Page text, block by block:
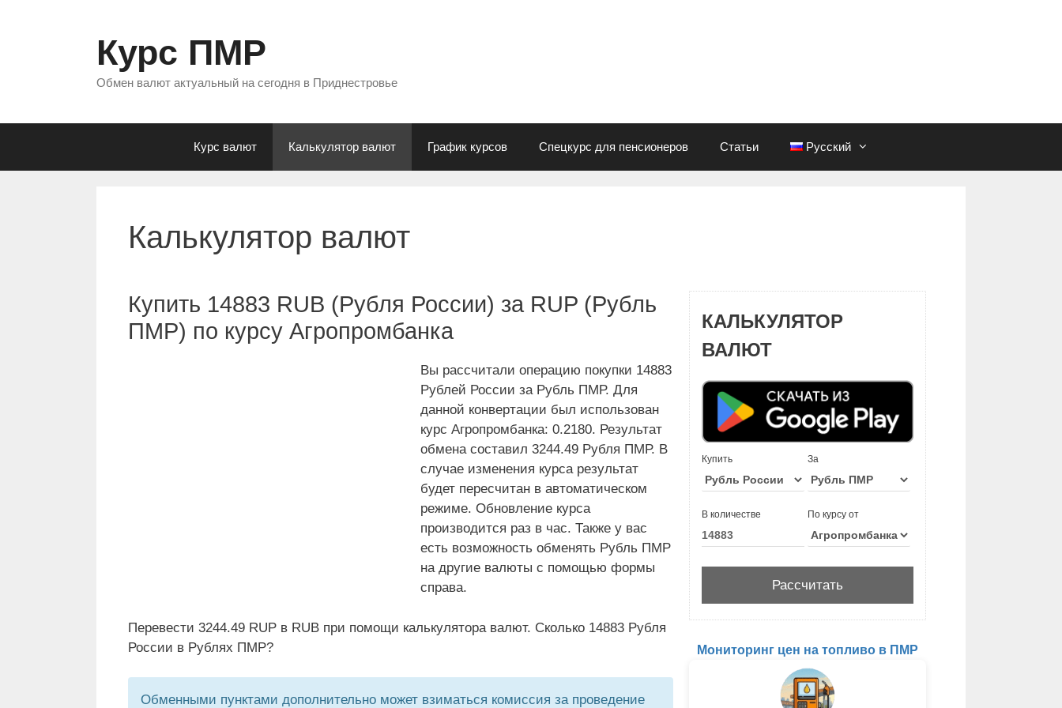
Курс ПМР
Обмен валют актуальный на сегодня в Приднестровье
Курс валют Калькулятор валют График курсов Спецкурс для пенсионеров Статьи Русский
Калькулятор валют
Купить 14883 RUB (Рубля России) за RUP (Рубль
ПМР) по курсу Агропромбанка
Вы рассчитали операцию покупки 14883
Рублей России за Рубль ПМР. Для
данной конвертации был использован
курс Агропромбанка: 0.2180. Результат
обмена составил 3244.49 Рубля ПМР. В
случае изменения курса результат
будет пересчитан в автоматическом
режиме. Обновление курса
производится раз в час. Также у вас
есть возможность обменять Рубль ПМР
на другие валюты с помощью формы
справа.
Перевести 3244.49 RUP в RUB при помощи калькулятора валют. Сколько 14883 Рубля
России в Рублях ПМР?
Обменными пунктами дополнительно может взиматься комиссия за проведение
КАЛЬКУЛЯТОР
ВАЛЮТ
Купить За
В количестве По курсу от
Мониторинг цен на топливо в ПМР